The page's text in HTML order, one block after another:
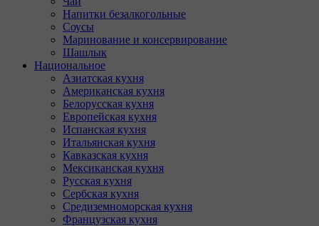
Напитки безалкогольные
Соусы
Маринование и консервирование
Шашлык
Национальное
Азиатская кухня
Американская кухня
Белорусская кухня
Европейская кухня
Испанская кухня
Итальянская кухня
Кавказская кухня
Мексиканская кухня
Русская кухня
Сербская кухня
Средиземноморская кухня
Французская кухня